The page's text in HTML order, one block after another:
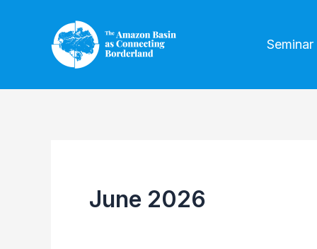
Seminar
June 2026